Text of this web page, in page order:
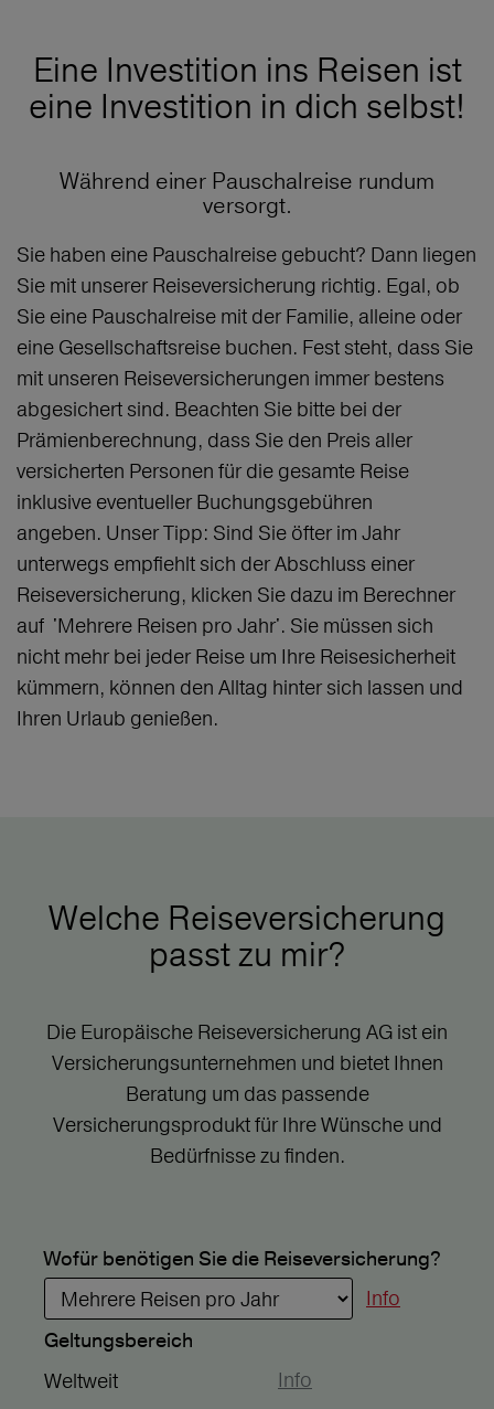
Eine Investition ins Reisen ist
eine Investition in dich selbst!
Während einer Pauschalreise rundum
versorgt.
Sie haben eine Pauschalreise gebucht? Dann liegen
Sie mit unserer Reiseversicherung richtig. Egal, ob
Sie eine Pauschalreise mit der Familie, alleine oder
eine Gesellschaftsreise buchen. Fest steht, dass Sie
mit unseren Reiseversicherungen immer bestens
abgesichert sind. Beachten Sie bitte bei der
Prämienberechnung, dass Sie den Preis aller
versicherten Personen für die gesamte Reise
inklusive eventueller Buchungsgebühren
angeben. Unser Tipp: Sind Sie öfter im Jahr
unterwegs empfiehlt sich der Abschluss einer
Reiseversicherung, klicken Sie dazu im Berechner
auf 'Mehrere Reisen pro Jahr'. Sie müssen sich
nicht mehr bei jeder Reise um Ihre Reisesicherheit
kümmern, können den Alltag hinter sich lassen und
Ihren Urlaub genießen.
Welche Reiseversicherung
passt zu mir?
Die Europäische Reiseversicherung AG ist ein
Versicherungsunternehmen und bietet Ihnen
Beratung um das passende
Versicherungsprodukt für Ihre Wünsche und
Bedürfnisse zu finden.
Wofür benötigen Sie die Reiseversicherung?
Info
Geltungs­bereich
Weltweit
Info